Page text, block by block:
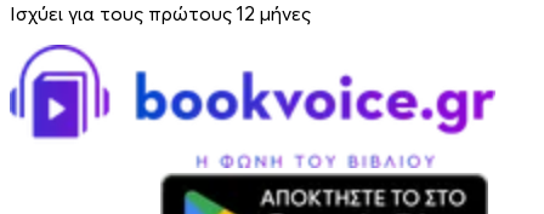
Ισχύει για τους πρώτους 12 μήνες